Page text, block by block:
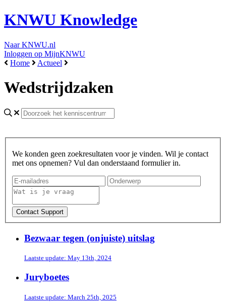
KNWU Knowledge
Naar KNWU.nl
Inloggen op MijnKNWU
Home
Actueel
Wedstrijdzaken
We konden geen zoekresultaten voor je vinden. Wil je contact
met ons opnemen? Vul dan onderstaand formulier in.
Bezwaar tegen (onjuiste) uitslag
Laatste update: May 13th, 2024
Juryboetes
Laatste update: March 25th, 2025